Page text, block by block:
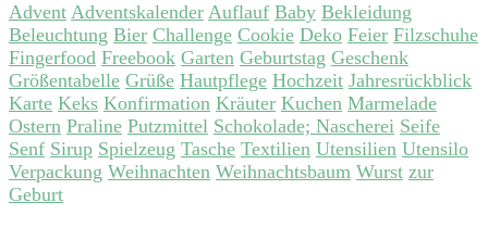
Advent Adventskalender Auflauf Baby Bekleidung
Beleuchtung Bier Challenge Cookie Deko Feier Filzschuhe
Fingerfood Freebook Garten Geburtstag Geschenk
Größentabelle Grüße Hautpflege Hochzeit Jahresrückblick
Karte Keks Konfirmation Kräuter Kuchen Marmelade
Ostern Praline Putzmittel Schokolade; Nascherei Seife
Senf Sirup Spielzeug Tasche Textilien Utensilien Utensilo
Verpackung Weihnachten Weihnachtsbaum Wurst zur
Geburt